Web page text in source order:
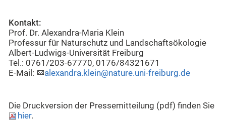
Kontakt:
Prof. Dr. Alexandra-Maria Klein
Professur für Naturschutz und Landschaftsökologie
Albert-Ludwigs-Universität Freiburg
Tel.: 0761/203-67770, 0176/84321671
E-Mail:
alexandra.klein@nature.uni-freiburg.de
Die Druckversion der Pressemitteilung (pdf) finden Sie
hier.